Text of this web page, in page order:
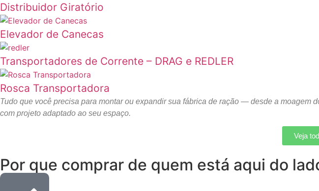
Distribuidor Giratório
Elevador de Canecas
Transportadores de Corrente – DRAG e REDLER
Rosca Transportadora
Tudo que você precisa para montar ou expandir sua fábrica de ração — desde a moagem
com projeto adaptado ao seu espaço.
Veja
Por que comprar de quem está aqui do